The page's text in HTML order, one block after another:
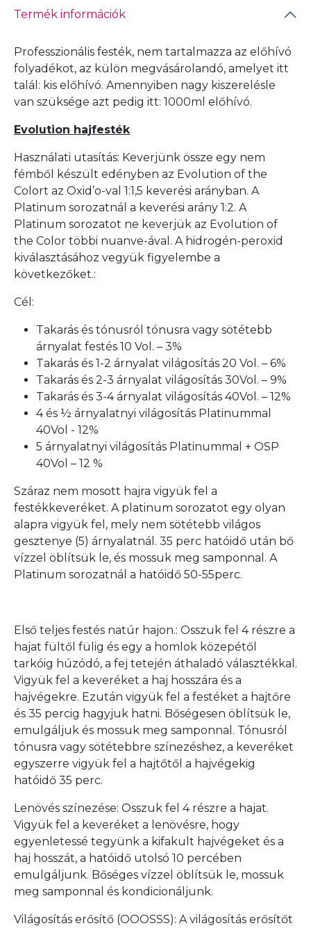
Termék információk
Professzionális festék, nem tartalmazza az előhívó
folyadékot, az külön megvásárolandó, amelyet itt
talál: kis előhívó. Amennyiben nagy kiszerelésle
van szüksége azt pedig itt: 1000ml előhívó.
Evolution hajfesték
Használati utasítás: Keverjünk össze egy nem
fémből készült edényben az Evolution of the
Colort az Oxid’o-val 1:1,5 keverési arányban. A
Platinum sorozatnál a keverési arány 1:2. A
Platinum sorozatot ne keverjük az Evolution of
the Color többi nuanve-ával. A hidrogén-peroxid
kiválasztásához vegyük figyelembe a
következőket.:
Cél:
Takarás és tónusról tónusra vagy sötétebb
árnyalat festés 10 Vol. – 3%
Takarás és 1-2 árnyalat világosítás 20 Vol. – 6%
Takarás és 2-3 árnyalat világosítás 30Vol. – 9%
Takarás és 3-4 árnyalat világosítás 40Vol. – 12%
4 és ½ árnyalatnyi világosítás Platinummal
40Vol - 12%
5 árnyalatnyi világosítás Platinummal + OSP
40Vol – 12 %
Száraz nem mosott hajra vigyük fel a
festékkeveréket. A platinum sorozatot egy olyan
alapra vigyük fel, mely nem sötétebb világos
gesztenye (5) árnyalatnál. 35 perc hatóidő után bő
vízzel öblítsük le, és mossuk meg samponnal. A
Platinum sorozatnál a hatóidő 50-55perc.
Első teljes festés natúr hajon.: Osszuk fel 4 részre a
hajat fültől fülig és egy a homlok közepétől
tarkóig húzódó, a fej tetején áthaladó választékkal.
Vigyük fel a keveréket a haj hosszára és a
hajvégekre. Ezután vigyük fel a festéket a hajtőre
és 35 percig hagyjuk hatni. Bőségesen öblítsük le,
emulgáljuk és mossuk meg samponnal. Tónusról
tónusra vagy sötétebbre színezéshez, a keveréket
egyszerre vigyük fel a hajtőtől a hajvégekig
hatóidő 35 perc.
Lenövés színezése: Osszuk fel 4 részre a hajat.
Vigyük fel a keveréket a lenövésre, hogy
egyenletessé tegyünk a kifakult hajvégeket és a
haj hosszát, a hatóidő utolsó 10 percében
emulgáljunk. Bőséges vízzel öblítsük le, mossuk
meg samponnal és kondicionáljunk.
Világosítás erősítő (OOOSSS): A világosítás erősítőt